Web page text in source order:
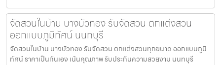
จัดสวนในบ้าน บางบัวทอง รับจัดสวน ตกแต่งสวน
ออกแบบภูมิทัศน์ นนทบุรี
จัดสวนในบ้าน บางบัวทอง รับจัดสวน ตกแต่งสวนทุกขนาด ออกแบบภูมิ
ทัศน์ ราคาเป็นกันเอง เน้นคุณภาพ รับประกันความสวยงาม นนทบุรี